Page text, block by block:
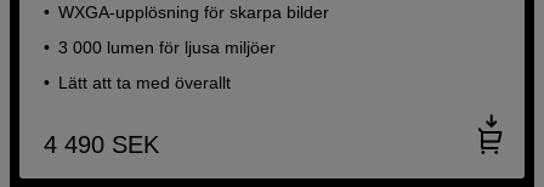
WXGA-upplösning för skarpa bilder
3 000 lumen för ljusa miljöer
Lätt att ta med överallt
4 490 SEK